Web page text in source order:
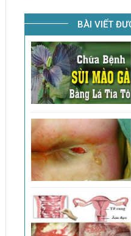
BÀI VIẾT